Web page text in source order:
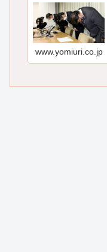
www.yomiuri.co.jp